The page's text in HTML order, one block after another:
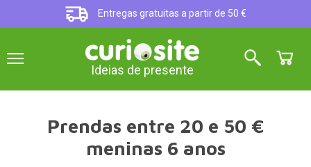
Entregas gratuitas a partir de 50 €
Ideias de presente
Prendas entre 20 e 50 €
meninas 6 anos